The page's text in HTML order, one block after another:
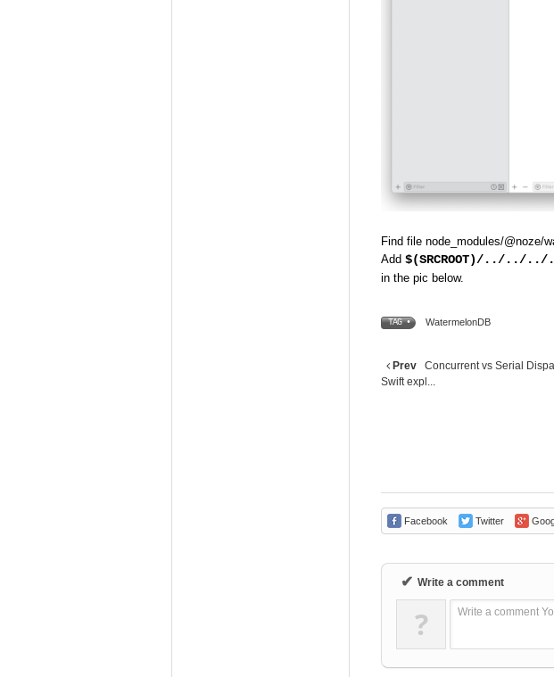
Find file node_modules/@noze/
Add $(SRCROOT)/../../
in the pic below.
TAG • WatermelonDB
Prev
Concurrent vs Serial
Swift expl...
Facebook Twitter
✔ Write a comment
? Write a comment